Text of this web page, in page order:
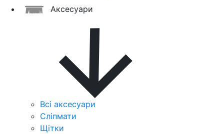
Аксесуари
Всі аксесуари
Сліпмати
Щітки